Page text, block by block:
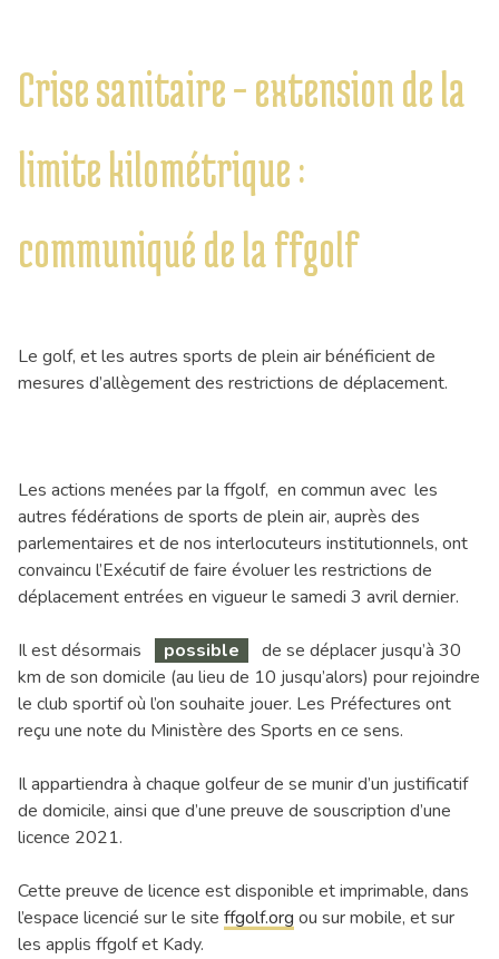
Crise sanitaire – extension de la
limite kilométrique :
communiqué de la ffgolf
Le golf, et les autres sports de plein air bénéficient de
mesures d’allègement des restrictions de déplacement.
Les actions menées par la ffgolf, en commun avec les
autres fédérations de sports de plein air, auprès des
parlementaires et de nos interlocuteurs institutionnels, ont
convaincu l’Exécutif de faire évoluer les restrictions de
déplacement entrées en vigueur le samedi 3 avril dernier.
Il est désormais possible
de se déplacer jusqu’à 30
km de son domicile (au lieu de 10 jusqu’alors) pour rejoindre
le club sportif où l’on souhaite jouer. Les Préfectures ont
reçu une note du Ministère des Sports en ce sens.
Il appartiendra à chaque golfeur de se munir d’un justificatif
de domicile, ainsi que d’une preuve de souscription d’une
licence 2021.
Cette preuve de licence est disponible et imprimable, dans
l’espace licencié sur le site ffgolf.org ou sur mobile, et sur
les applis ffgolf et Kady.